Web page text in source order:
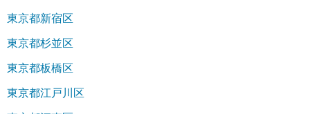
東京都新宿区
東京都杉並区
東京都板橋区
東京都江戸川区